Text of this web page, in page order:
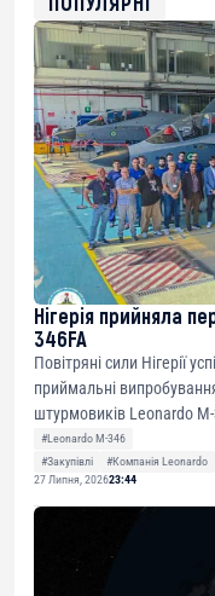
Нігерія прийняла
346FA
Повітряні сили Нігерії
приймальні
штурмовиків Leonardo
#Leonardo M-346
#Закупівлі
#Компанія Leonardo
27 Липня, 202623:44